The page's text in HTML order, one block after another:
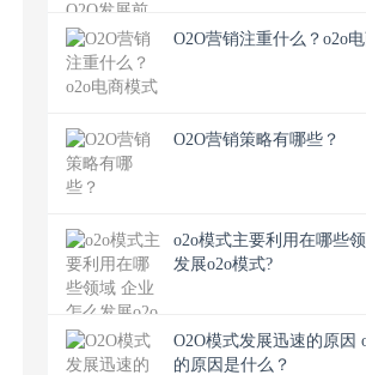
O2O营销注重什么？o2o
O2O营销策略有哪些？
o2o模式主要利用在哪些
发展o2o模式?
O2O模式发展迅速的原因
的原因是什么？